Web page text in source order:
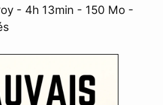
- 4h 13min - 150 Mo -